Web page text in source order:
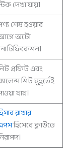
দেখা যায়।
শেষ হওয়ার
অটো
প্রফিট এবং
শিট মুহূর্তেই
যায়।
রাখার
হিসেবে ক্লাউডে